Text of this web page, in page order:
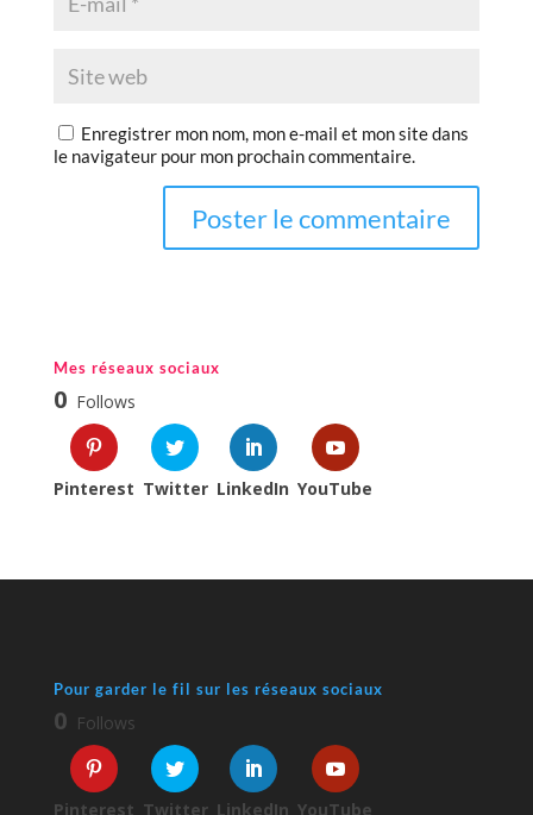
Enregistrer mon nom, mon e-mail et mon site dans
le navigateur pour mon prochain commentaire.
Mes réseaux sociaux
0 Follows
Pinterest Twitter LinkedIn YouTube
Pour garder le fil sur les réseaux sociaux
0 Follows
Pinterest Twitter LinkedIn YouTube